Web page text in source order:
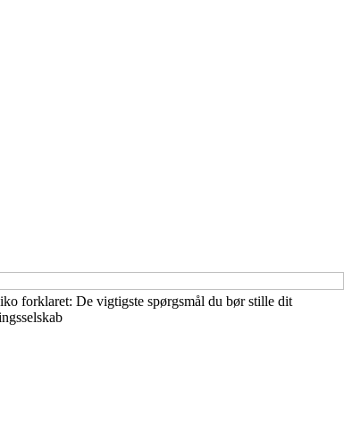
forklaret: De vigtigste spørgsmål du bør stille dit